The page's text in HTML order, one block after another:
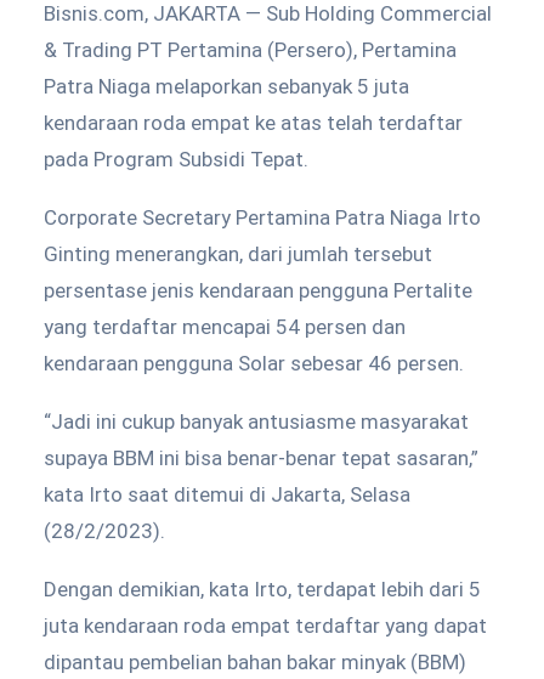
Bisnis.com, JAKARTA — Sub Holding Commercial
& Trading PT Pertamina (Persero), Pertamina
Patra Niaga melaporkan sebanyak 5 juta
kendaraan roda empat ke atas telah terdaftar
pada Program Subsidi Tepat.
Corporate Secretary Pertamina Patra Niaga Irto
Ginting menerangkan, dari jumlah tersebut
persentase jenis kendaraan pengguna Pertalite
yang terdaftar mencapai 54 persen dan
kendaraan pengguna Solar sebesar 46 persen.
“Jadi ini cukup banyak antusiasme masyarakat
supaya BBM ini bisa benar-benar tepat sasaran,”
kata Irto saat ditemui di Jakarta, Selasa
(28/2/2023).
Dengan demikian, kata Irto, terdapat lebih dari 5
juta kendaraan roda empat terdaftar yang dapat
dipantau pembelian bahan bakar minyak (BBM)